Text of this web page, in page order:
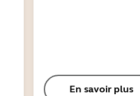
En savoir plus